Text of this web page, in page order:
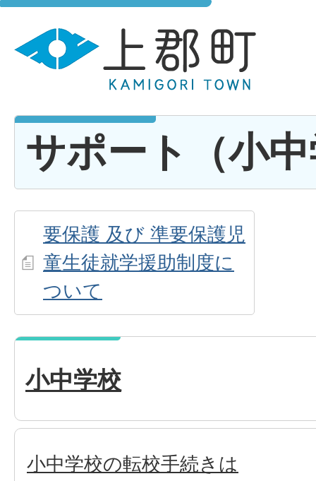
サポート（小
要保護 及び 準要保護児
童生徒就学援助制度に
ついて
小中学校
小中学校の転校手続きは